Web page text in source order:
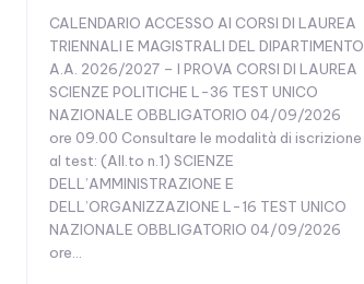
CALENDARIO ACCESSO AI CORSI DI LAUREA
TRIENNALI E MAGISTRALI DEL DIPARTIMENTO
A.A. 2026/2027 – I PROVA CORSI DI LAUREA
SCIENZE POLITICHE L-36 TEST UNICO
NAZIONALE OBBLIGATORIO 04/09/2026
ore 09.00 Consultare le modalità di iscrizione
al test: (All.to n.1) SCIENZE
DELL’AMMINISTRAZIONE E
DELL’ORGANIZZAZIONE L-16 TEST UNICO
NAZIONALE OBBLIGATORIO 04/09/2026
ore...